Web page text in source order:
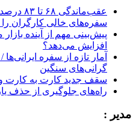
سفره‌های خالی کارگران
پیش‌بینی مهم از آینده
افزایش می‌دهد؟
آمار تازه از سفره
گرانی‌های سنگین
سقف جدید کارت به کارت و
راه‌های جلوگیری از حذف
مدیر :